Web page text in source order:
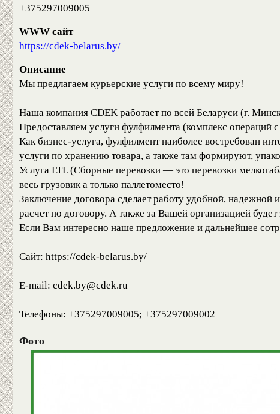
+375297009005
WWW сайт
https://cdek-belarus.by/
Описание
Мы предлагаем курьерские услуги по всему миру!
Наша компания CDEK работает по всей Беларуси (г.
Предоставляем услуги фулфилмента (комплекс операций
Как бизнес-услуга, фулфилмент наиболее востребован
услуги по хранению товара, а также там формируют,
Услуга LTL (Сборные перевозки — это перевозки
весь грузовик а только паллетоместо!
Заключение договора сделает работу удобной, надежной
расчет по договору. А также за Вашей организацией
Если Вам интересно наше предложение и дальнейшее
Сайт: https://cdek-belarus.by/
E-mail: cdek.by@cdek.ru
Телефоны: +375297009005; +375297009002
Фото